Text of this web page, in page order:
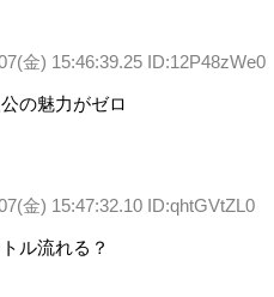
金) 15:46:39.25 ID:12P48zWe0
の魅力がゼロ
金) 15:47:32.10 ID:qhtGVtZL0
ル流れる？